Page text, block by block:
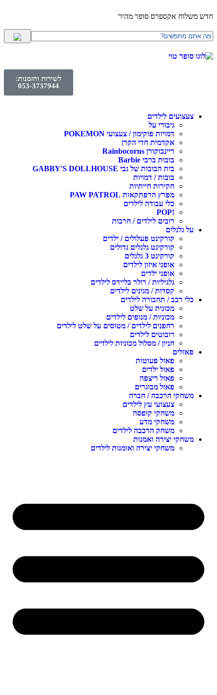
חדש משלוח אקספרס סופר מהיר
לשירות והזמנות:
053-3737944
צעצועים לילדים
גיבורי על
דמויות פוקימון / צעצועי POKEMON
אקדמית חדי הקרן
ריינבוקורן Rainbocorns
בובות ברבי Barbie
בית הבובות של גבי GABBY'S DOLLHOUSE
בובות / דמויות
חקירות חייתיות
מפרץ הרפתקאות PAW PATROL
כלי עבודה לילדים
!POP
רובים לילדים / חרבות
על גלגלים
קורקינט פעלולים / ילדים
קורקינט גלגלים גדולים
קורקינט 3 גלגלים
אופני איזון לילדים
אופני ילדים
גלגיליות / רולר בליידס לילדים
קסדות / מגינים לילדים
כלי רכב / תחבורה לילדים
מכונית על שלט
מכוניות / מנופים לילדים
רחפנים לילדים / מטוסים על שלט לילדים
רובוטים לילדים
חניון / מסלול מכוניות לילדים
פאזלים
פאזל פעוטות
פאזל ילדים
פאזל ריצפה
פאזל מבוגרים
משחקי הרכבה / חברה
צעצועי עץ לילדים
משחקי קופסה
משחקי מדע
משחק הרכבה לילדים
משחקי יצירה ואמנות
משחקי יצירה ואומנות לילדים